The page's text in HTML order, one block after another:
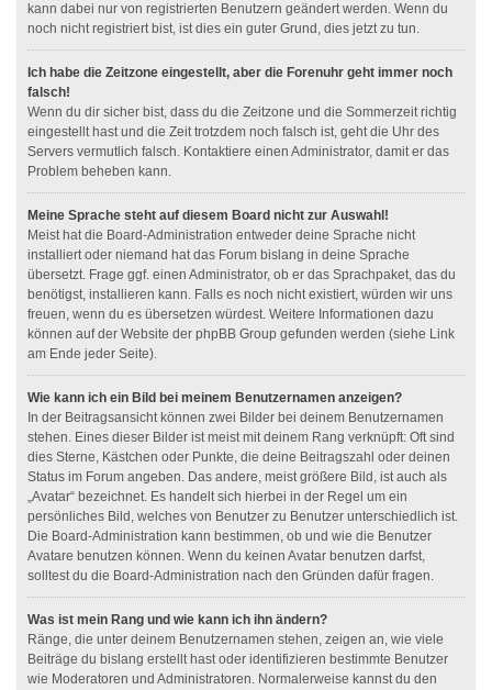
kann dabei nur von registrierten Benutzern geändert werden. Wenn du
noch nicht registriert bist, ist dies ein guter Grund, dies jetzt zu tun.
Ich habe die Zeitzone eingestellt, aber die Forenuhr geht immer noch
falsch!
Wenn du dir sicher bist, dass du die Zeitzone und die Sommerzeit richtig
eingestellt hast und die Zeit trotzdem noch falsch ist, geht die Uhr des
Servers vermutlich falsch. Kontaktiere einen Administrator, damit er das
Problem beheben kann.
Meine Sprache steht auf diesem Board nicht zur Auswahl!
Meist hat die Board-Administration entweder deine Sprache nicht
installiert oder niemand hat das Forum bislang in deine Sprache
übersetzt. Frage ggf. einen Administrator, ob er das Sprachpaket, das du
benötigst, installieren kann. Falls es noch nicht existiert, würden wir uns
freuen, wenn du es übersetzen würdest. Weitere Informationen dazu
können auf der Website der phpBB Group gefunden werden (siehe Link
am Ende jeder Seite).
Wie kann ich ein Bild bei meinem Benutzernamen anzeigen?
In der Beitragsansicht können zwei Bilder bei deinem Benutzernamen
stehen. Eines dieser Bilder ist meist mit deinem Rang verknüpft: Oft sind
dies Sterne, Kästchen oder Punkte, die deine Beitragszahl oder deinen
Status im Forum angeben. Das andere, meist größere Bild, ist auch als
„Avatar“ bezeichnet. Es handelt sich hierbei in der Regel um ein
persönliches Bild, welches von Benutzer zu Benutzer unterschiedlich ist.
Die Board-Administration kann bestimmen, ob und wie die Benutzer
Avatare benutzen können. Wenn du keinen Avatar benutzen darfst,
solltest du die Board-Administration nach den Gründen dafür fragen.
Was ist mein Rang und wie kann ich ihn ändern?
Ränge, die unter deinem Benutzernamen stehen, zeigen an, wie viele
Beiträge du bislang erstellt hast oder identifizieren bestimmte Benutzer
wie Moderatoren und Administratoren. Normalerweise kannst du den